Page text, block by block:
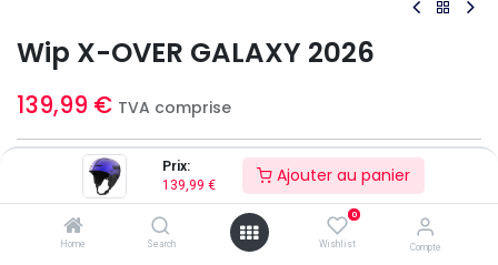
Prix:
139,99 € Ajouter au panier
Home Search
0
Wishlist Compte
Wip X-OVER GALAXY 2026
139,99 € TVA comprise
Ajouter au panier
Ajouter à la liste d'envies